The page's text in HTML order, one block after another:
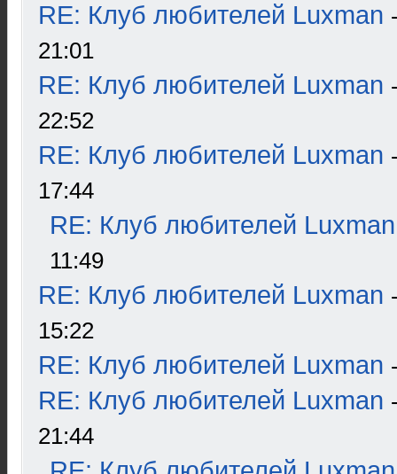
RE: Клуб любителей Luxman
21:01
RE: Клуб любителей Luxman
22:52
RE: Клуб любителей Luxman
17:44
RE: Клуб любителей Luxman
11:49
RE: Клуб любителей Luxman
15:22
RE: Клуб любителей Luxman
RE: Клуб любителей Luxman
21:44